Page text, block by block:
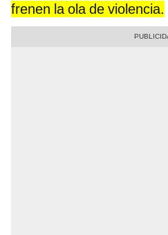
frenen la ola de violencia.